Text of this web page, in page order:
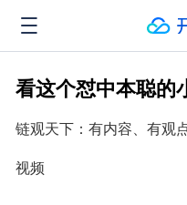
看这个怼中本聪的
链观天下：有内容、有观
视频